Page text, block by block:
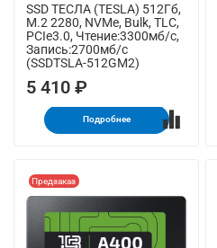
SSD ТЕСЛА (TESLA) 512Гб,
M.2 2280, NVMe, Bulk, TLC,
PCIe3.0, Чтение:3300мб/с,
Запись:2700мб/с
(SSDTSLA-512GM2)
5 410 ₽
Подробнее
Предзаказ